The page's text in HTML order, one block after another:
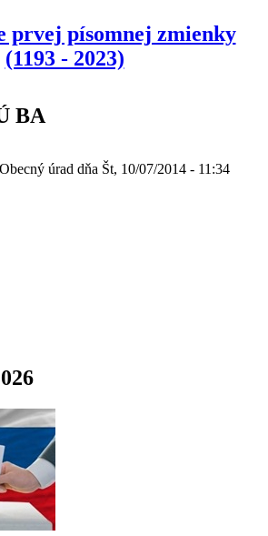
prvej písomnej zmienky
(1193 - 2023)
BA
Obecný úrad dňa Št, 10/07/2014 - 11:34